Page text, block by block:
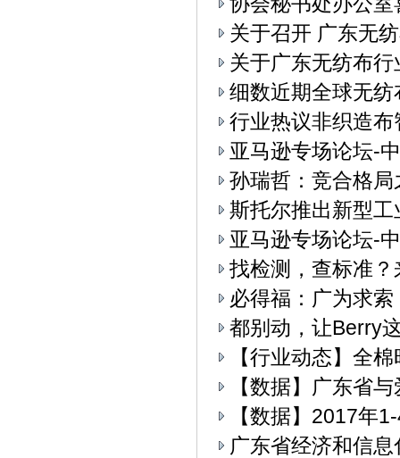
关于召开 广东无
关于广东无纺布
细数近期全球无
行业热议非织造布
亚马逊专场论坛-
孙瑞哲：竞合格
斯托尔推出新型
亚马逊专场论坛-
找检测，查标准
必得福：广为求
都别动，让Berry
【行业动态】全
【数据】广东省
【数据】2017年
广东省经济和信